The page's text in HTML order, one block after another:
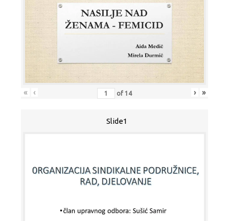
« ‹ of 14 › »
Slide1